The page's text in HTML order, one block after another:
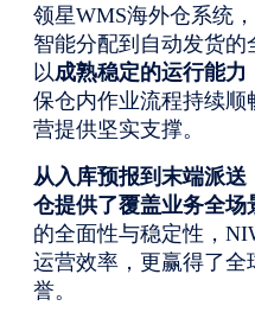
领星WMS海外仓系统
智能分配到自动发货
以成熟稳定的运行能力
保仓内作业流程持续
营提供坚实支撑。
从入库预报到末端派送
仓提供了覆盖业务全场
的全面性与稳定性，
运营效率，更赢得了
誉。